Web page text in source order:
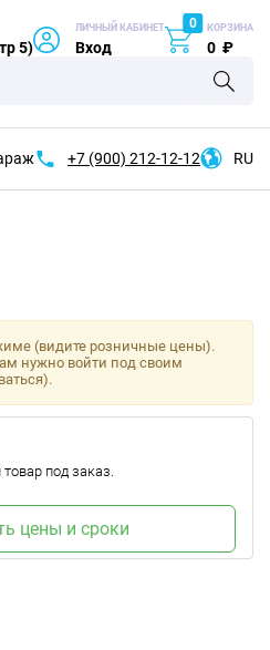
5)
ЛИЧНЫЙ КАБИНЕТ
Вход
0 КОРЗИНА
0 ₽
+7 (900) 212-12-12 RU
(видите розничные цены).
нужно войти под своим
под заказ.
цены и сроки